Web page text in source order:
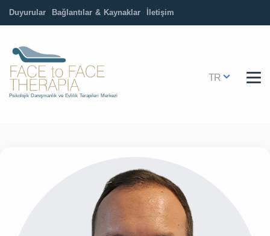
Duyurular Bağlantılar & Kaynaklar İletişim
Psikolojik Danışmanlık ve Evlilik Terapileri Merkezi
TR